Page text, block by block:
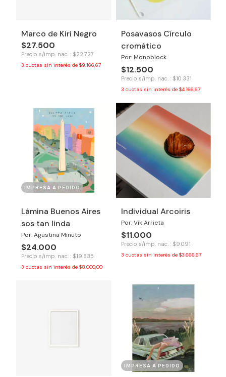
Marco de Kiri Negro
$27.500
Precio s/imp. nac. : $22.727
3 cuotas sin interés de $9.166,67
Posavasos Círculo
cromático
Por: Monoblock
$12.500
Precio s/imp. nac. : $10.331
3 cuotas sin interés de $4.166,67
IMPRESA A PEDIDO
Lámina Buenos Aires
sos tan linda
Por: Agustina Minuto
$24.000
Precio s/imp. nac. : $19.835
3 cuotas sin interés de $8.000,00
Individual Arcoiris
Por: Vik Arrieta
$11.000
Precio s/imp. nac. : $9.091
3 cuotas sin interés de $3.666,67
IMPRESA A PEDIDO